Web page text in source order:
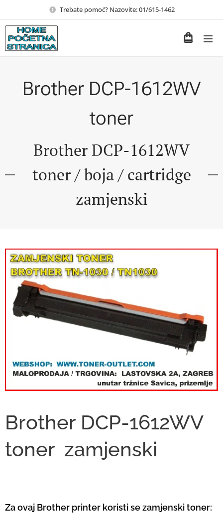
Trebate pomoć? Nazovite: 01/615-1462
Brother DCP-1612WV
toner
Brother DCP-1612WV
toner / boja / cartridge
zamjenski
Brother DCP-1612WV
toner zamjenski
Za ovaj Brother printer koristi se zamjenski toner: